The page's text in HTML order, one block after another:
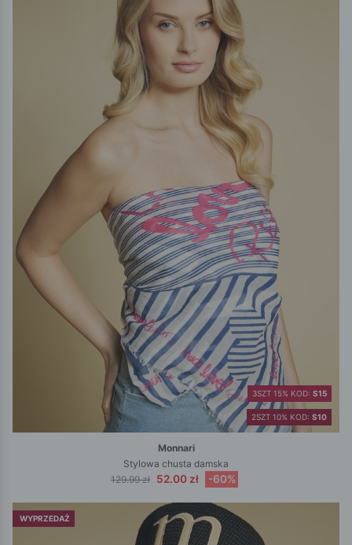
2SZT 10% KOD: S10
3SZT 15% KOD: S15
Monnari
Stylowa chusta damska
129.99 zł 52.00 zł -60%
WYPRZEDAŻ